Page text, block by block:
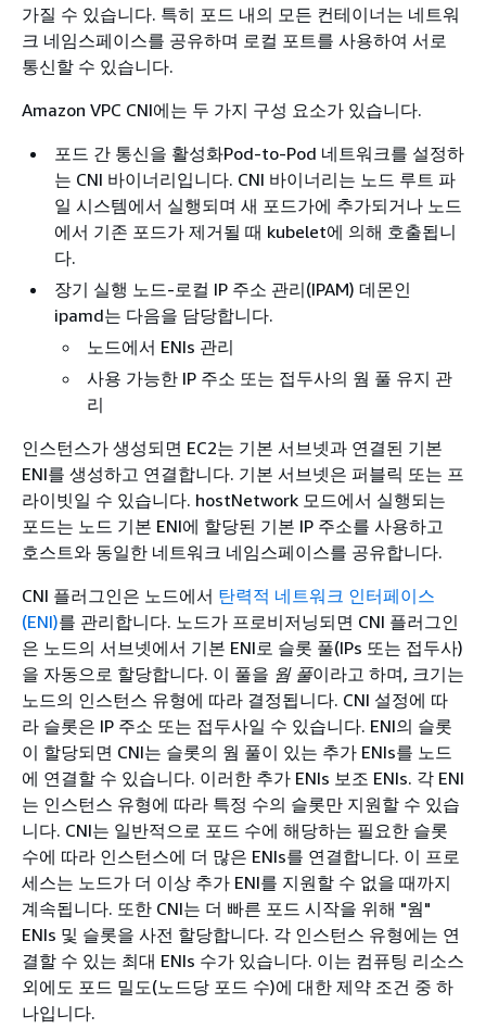
가질 수 있습니다. 특히 포드 내의 모든 컨테이너는 네트워
크 네임스페이스를 공유하며 로컬 포트를 사용하여 서로
통신할 수 있습니다.
Amazon VPC CNI에는 두 가지 구성 요소가 있습니다.
포드 간 통신을 활성화Pod-to-Pod 네트워크를 설정하
는 CNI 바이너리입니다. CNI 바이너리는 노드 루트 파
일 시스템에서 실행되며 새 포드가에 추가되거나 노드
에서 기존 포드가 제거될 때 kubelet에 의해 호출됩니
다.
장기 실행 노드-로컬 IP 주소 관리(IPAM) 데몬인
ipamd는 다음을 담당합니다.
노드에서 ENIs 관리
사용 가능한 IP 주소 또는 접두사의 웜 풀 유지 관
리
인스턴스가 생성되면 EC2는 기본 서브넷과 연결된 기본
ENI를 생성하고 연결합니다. 기본 서브넷은 퍼블릭 또는 프
라이빗일 수 있습니다. hostNetwork 모드에서 실행되는
포드는 노드 기본 ENI에 할당된 기본 IP 주소를 사용하고
호스트와 동일한 네트워크 네임스페이스를 공유합니다.
CNI 플러그인은 노드에서 탄력적 네트워크 인터페이스
(ENI)를 관리합니다. 노드가 프로비저닝되면 CNI 플러그인
은 노드의 서브넷에서 기본 ENI로 슬롯 풀(IPs 또는 접두사)
을 자동으로 할당합니다. 이 풀을 웜 풀이라고 하며, 크기는
노드의 인스턴스 유형에 따라 결정됩니다. CNI 설정에 따
라 슬롯은 IP 주소 또는 접두사일 수 있습니다. ENI의 슬롯
이 할당되면 CNI는 슬롯의 웜 풀이 있는 추가 ENIs를 노드
에 연결할 수 있습니다. 이러한 추가 ENIs 보조 ENIs. 각 ENI
는 인스턴스 유형에 따라 특정 수의 슬롯만 지원할 수 있습
니다. CNI는 일반적으로 포드 수에 해당하는 필요한 슬롯
수에 따라 인스턴스에 더 많은 ENIs를 연결합니다. 이 프로
세스는 노드가 더 이상 추가 ENI를 지원할 수 없을 때까지
계속됩니다. 또한 CNI는 더 빠른 포드 시작을 위해 "웜"
ENIs 및 슬롯을 사전 할당합니다. 각 인스턴스 유형에는 연
결할 수 있는 최대 ENIs 수가 있습니다. 이는 컴퓨팅 리소스
외에도 포드 밀도(노드당 포드 수)에 대한 제약 조건 중 하
나입니다.